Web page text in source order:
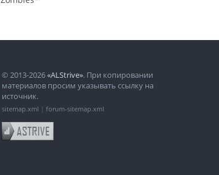
© 2013-2026«ALStrive». При копировании
материалов просим указывать ссылку на
источник.
sitemap.xml forum-sitemap.xml